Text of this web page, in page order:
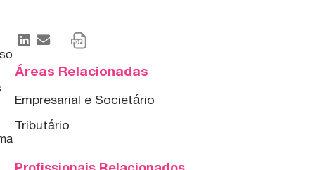
Áreas Relacionadas
Empresarial e Societário
Tributário